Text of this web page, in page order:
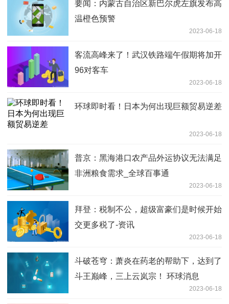
要闻：内蒙古自治区新巴尔虎左旗发布高
温橙色预警
2023-06-18
客流高峰来了！武汉铁路端午假期将加开
96对客车
2023-06-18
环球即时看！日本为何出现巨额贸易逆差
2023-06-18
普京：黑海港口农产品外运协议无法满足
非洲粮食需求_全球百事通
2023-06-18
拜登：税制不公，超级富豪们是时候开始
交更多税了-资讯
2023-06-18
斗破苍穹：萧炎在药老的帮助下，达到了
斗王巅峰，三上云岚宗！ 环球消息
2023-06-18